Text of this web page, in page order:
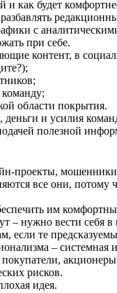
и как будет
с
при себе.
контент, в
области покрытия.
деньги и усилия
полезной
проекты,
все они,
им
– нужно вести себя
если те
– системная
рисков.
идея.